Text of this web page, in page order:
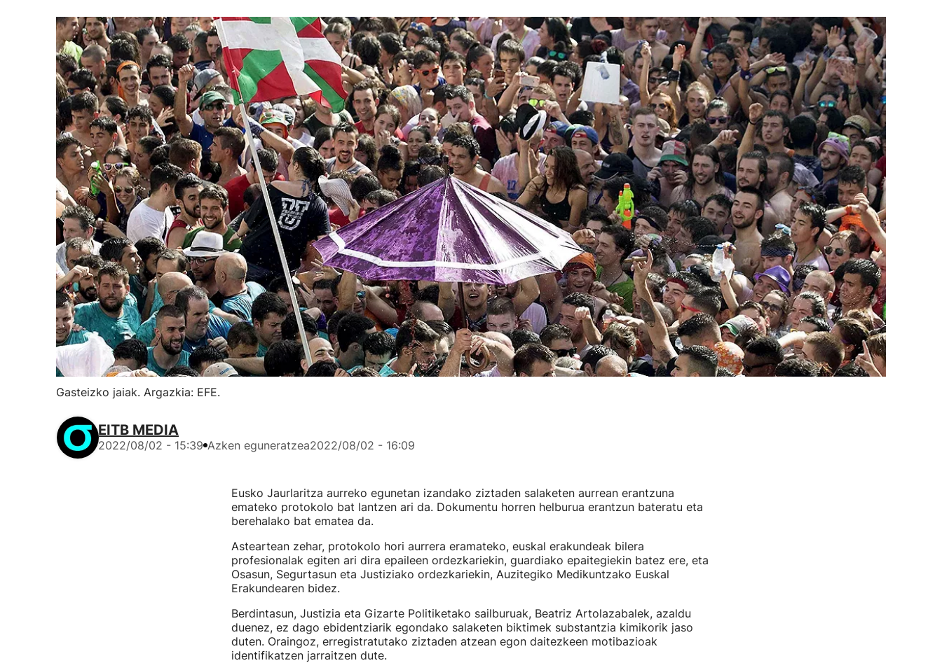
Gasteizko jaiak. Argazkia: EFE.
EITB MEDIA
2022/08/02 - 15:39 Azken eguneratzea2022/08/02 - 16:09
Eusko Jaurlaritza aurreko egunetan izandako ziztaden salaketen aurrean erantzuna
emateko protokolo bat lantzen ari da. Dokumentu horren helburua erantzun bateratu eta
berehalako bat ematea da.
Asteartean zehar, protokolo hori aurrera eramateko, euskal erakundeak bilera
profesionalak egiten ari dira epaileen ordezkariekin, guardiako epaitegiekin batez ere, eta
Osasun, Segurtasun eta Justiziako ordezkariekin, Auzitegiko Medikuntzako Euskal
Erakundearen bidez.
Berdintasun, Justizia eta Gizarte Politiketako sailburuak, Beatriz Artolazabalek, azaldu
duenez, ez dago ebidentziarik egondako salaketen biktimek substantzia kimikorik jaso
duten. Oraingoz, erregistratutako ziztaden atzean egon daitezkeen motibazioak
identifikatzen jarraitzen dute.